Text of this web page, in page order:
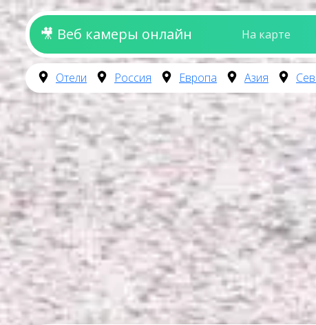
🎥 Веб камеры онлайн На карте
Отели Россия Европа Азия